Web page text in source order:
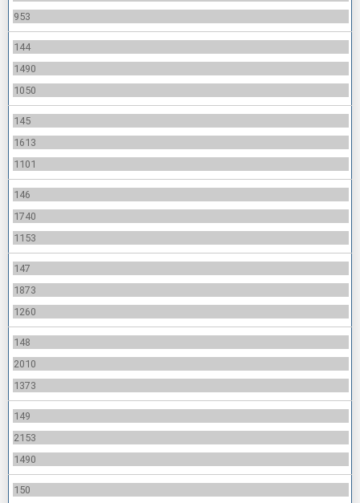
953
144
1490
1050
145
1613
1101
146
1740
1153
147
1873
1260
148
2010
1373
149
2153
1490
150